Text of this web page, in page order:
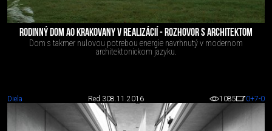
RODINNÝ DOM A0 KRAKOVANY V REALIZÁCIÍ - ROZHOVOR S ARCHITEKTOM
Dom s takmer nulovou potrebou energie navrhnutý v modernom
architektonickom jazyku.
Diela Red 308.11.2016 1085 0+7-0